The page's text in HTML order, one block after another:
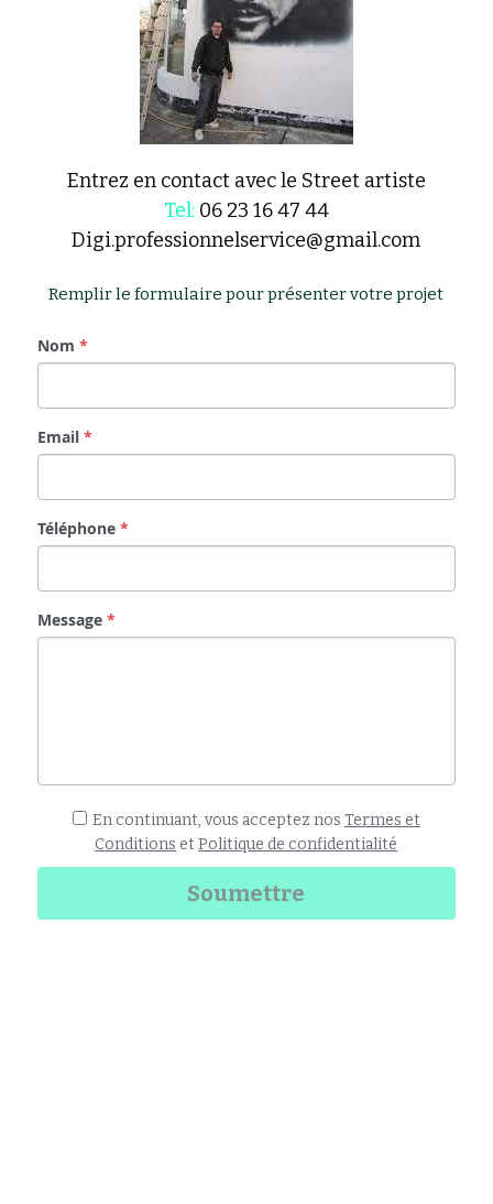
Entrez en contact avec le Street artiste
Tel: 06 23 16 47 44
Digi.professionnelservice@gmail.com
Remplir le formulaire pour présenter votre projet
Nom *
Email*
Téléphone*
Message*
En continuant, vous acceptez nos Termes et
Conditions etPolitique de confidentialité
Soumettre